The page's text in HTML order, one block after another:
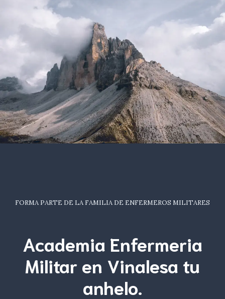
FORMA PARTE DE LA FAMILIA DE ENFERMEROS MILITARES
Academia Enfermeria
Militar en Vinalesa tu
anhelo.